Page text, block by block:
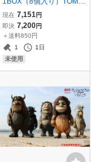
EC『ＧＪ！はたらくのり
もの百景 002 未来を築く
建設現場』★新品未開封
★
現在 7,151円
即決 7,200円
＋送料850円
1
1日
未使用